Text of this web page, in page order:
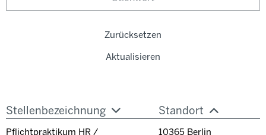
Zurücksetzen
Aktualisieren
Stellenbezeichnung Standort
Pflichtpraktikum HR /
10365 Berlin